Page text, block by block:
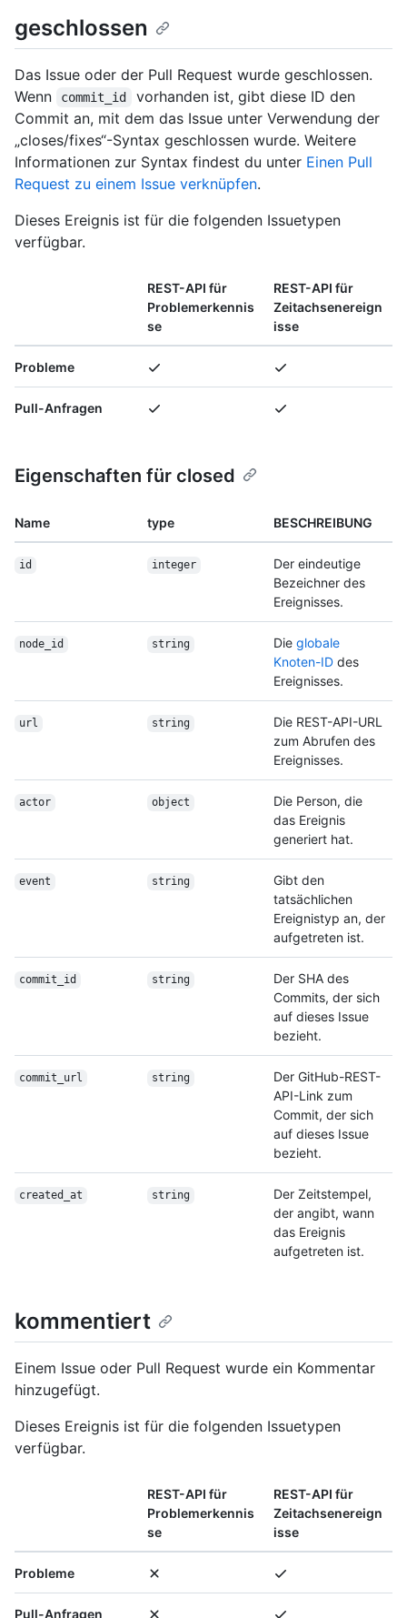
geschlossen
Das Issue oder der Pull Request wurde geschlossen.
Wenn
commit_id
vorhanden ist, gibt diese ID den
Commit an, mit dem das Issue unter Verwendung der
„closes/fixes“-Syntax geschlossen wurde. Weitere
Informationen zur Syntax findest du unter Einen Pull
Request zu einem Issue verknüpfen.
Dieses Ereignis ist für die folgenden Issuetypen
verfügbar.
REST-API für
Problemerkennis
se
REST-API für
Zeitachsenereign
isse
Probleme
Pull-Anfragen
Eigenschaften für closed
Name type BESCHREIBUNG
id integer
Der eindeutige
Bezeichner des
Ereignisses.
node_id string Die globale
Knoten-ID des
Ereignisses.
url string
Die REST-API-URL
zum Abrufen des
Ereignisses.
actor object
Die Person, die
das Ereignis
generiert hat.
event string
Gibt den
tatsächlichen
Ereignistyp an, der
aufgetreten ist.
commit_id string
Der SHA des
Commits, der sich
auf dieses Issue
bezieht.
commit_url string
Der GitHub-REST-
API-Link zum
Commit, der sich
auf dieses Issue
bezieht.
created_at string
Der Zeitstempel,
der angibt, wann
das Ereignis
aufgetreten ist.
kommentiert
Einem Issue oder Pull Request wurde ein Kommentar
hinzugefügt.
Dieses Ereignis ist für die folgenden Issuetypen
verfügbar.
REST-API für
Problemerkennis
se
REST-API für
Zeitachsenereign
isse
Probleme
Pull-Anfragen